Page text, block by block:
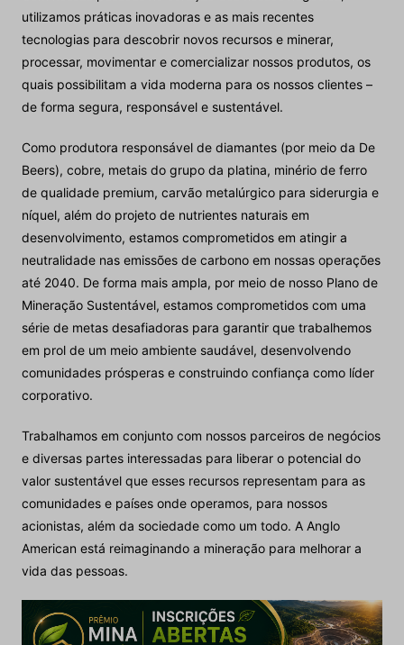
utilizamos práticas inovadoras e as mais recentes
tecnologias para descobrir novos recursos e minerar,
processar, movimentar e comercializar nossos produtos, os
quais possibilitam a vida moderna para os nossos clientes –
de forma segura, responsável e sustentável.
Como produtora responsável de diamantes (por meio da De
Beers), cobre, metais do grupo da platina, minério de ferro
de qualidade premium, carvão metalúrgico para siderurgia e
níquel, além do projeto de nutrientes naturais em
desenvolvimento, estamos comprometidos em atingir a
neutralidade nas emissões de carbono em nossas operações
até 2040. De forma mais ampla, por meio de nosso Plano de
Mineração Sustentável, estamos comprometidos com uma
série de metas desafiadoras para garantir que trabalhemos
em prol de um meio ambiente saudável, desenvolvendo
comunidades prósperas e construindo confiança como líder
corporativo.
Trabalhamos em conjunto com nossos parceiros de negócios
e diversas partes interessadas para liberar o potencial do
valor sustentável que esses recursos representam para as
comunidades e países onde operamos, para nossos
acionistas, além da sociedade como um todo. A Anglo
American está reimaginando a mineração para melhorar a
vida das pessoas.